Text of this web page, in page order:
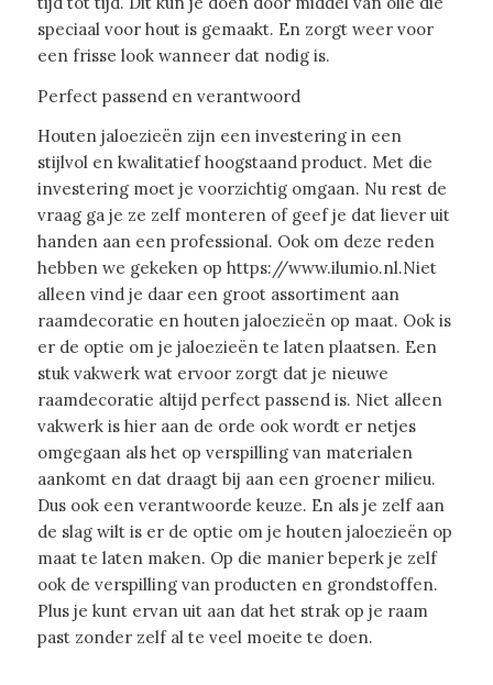
speciaal voor hout is gemaakt. En zorgt weer voor
een frisse look wanneer dat nodig is.
Perfect passend en verantwoord
Houten jaloezieën zijn een investering in een
stijlvol en kwalitatief hoogstaand product. Met die
investering moet je voorzichtig omgaan. Nu rest de
vraag ga je ze zelf monteren of geef je dat liever uit
handen aan een professional. Ook om deze reden
hebben we gekeken op https://www.ilumio.nl.Niet
alleen vind je daar een groot assortiment aan
raamdecoratie en houten jaloezieën op maat. Ook is
er de optie om je jaloezieën te laten plaatsen. Een
stuk vakwerk wat ervoor zorgt dat je nieuwe
raamdecoratie altijd perfect passend is. Niet alleen
vakwerk is hier aan de orde ook wordt er netjes
omgegaan als het op verspilling van materialen
aankomt en dat draagt bij aan een groener milieu.
Dus ook een verantwoorde keuze. En als je zelf aan
de slag wilt is er de optie om je houten jaloezieën op
maat te laten maken. Op die manier beperk je zelf
ook de verspilling van producten en grondstoffen.
Plus je kunt ervan uit aan dat het strak op je raam
past zonder zelf al te veel moeite te doen.